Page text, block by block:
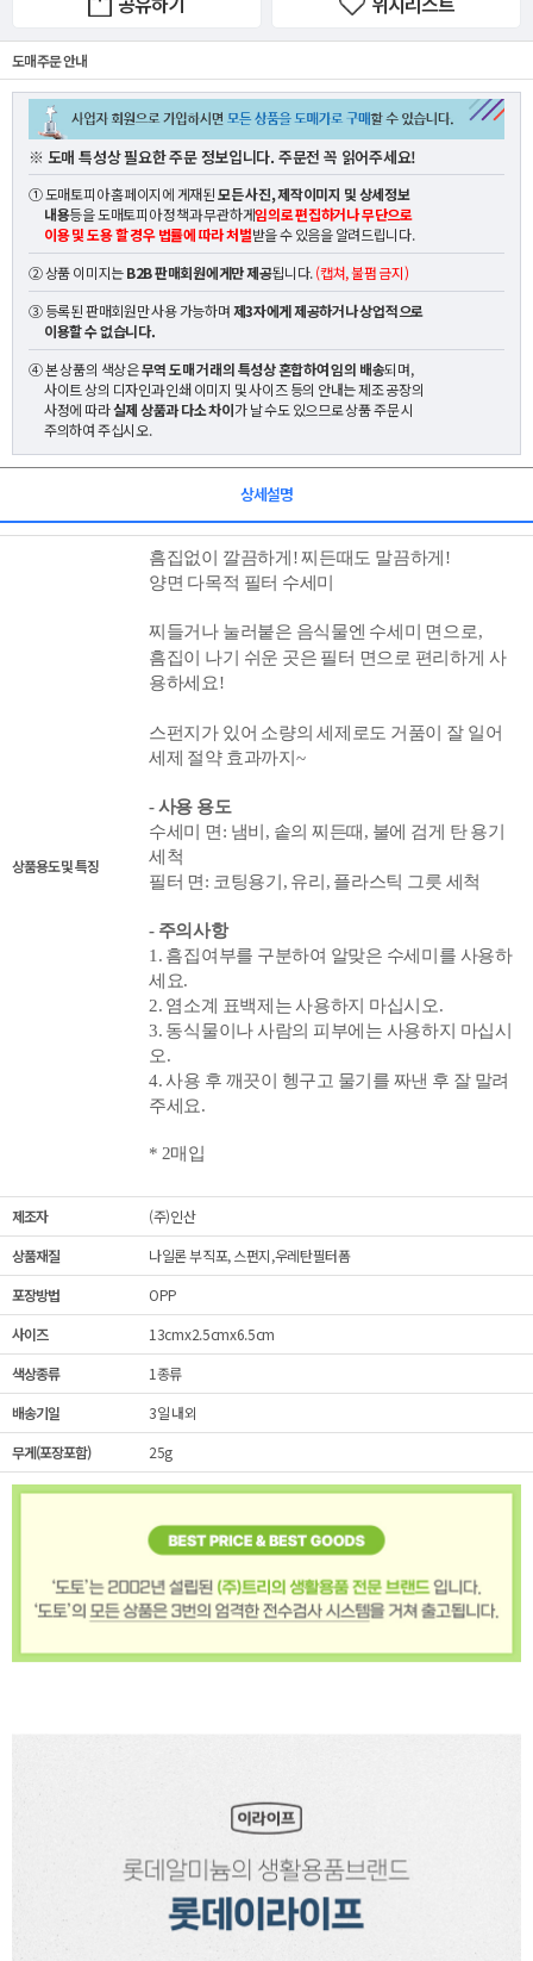
도매 주문 안내
※ 도매 특성상 필요한 주문 정보입니다. 주문전 꼭 읽어주세요!
① 도매토피아 홈페이지에 게재된모든 사진, 제작이미지 및 상세정보
내용등을 도매토피아 정책과 무관하게임의로 편집하거나 무단으로
이용 및 도용 할 경우 법률에 따라 처벌받을 수 있음을 알려드립니다.
② 상품 이미지는B2B 판매회원에게만 제공됩니다.(캡쳐, 불펌 금지)
③ 등록된 판매회원만 사용 가능하며제3자에게 제공하거나 상업적으로
이용할 수 없습니다.
④ 본 상품의 색상은무역 도매 거래의 특성상 혼합하여 임의 배송되며,
사이트 상의 디자인과 인쇄 이미지 및 사이즈 등의 안내는 제조 공장의
사정에 따라실제 상품과 다소 차이가 날 수도 있으므로 상품 주문 시
주의하여 주십시오.
상세설명
상품용도 및 특징
흠집없이 깔끔하게!찌든때도 말끔하게!
양면 다목적 필터 수세미
찌들거나 눌러붙은 음식물엔 수세미 면으로,
흠집이 나기 쉬운 곳은 필터 면으로 편리하게 사
용하세요!
스펀지가 있어 소량의 세제로도 거품이 잘 일어
세제 절약 효과까지~
- 사용 용도
수세미 면: 냄비, 솥의 찌든때, 불에 검게 탄 용기
세척
필터 면: 코팅용기, 유리, 플라스틱 그릇 세척
- 주의사항
1. 흠집여부를 구분하여 알맞은 수세미를 사용하
세요.
2. 염소계 표백제는 사용하지 마십시오.
3. 동식물이나 사람의 피부에는 사용하지 마십시
오.
4. 사용 후 깨끗이 헹구고 물기를 짜낸 후 잘 말려
주세요.
* 2매입
제조자
(주)인산
상품재질
나일론 부직포, 스펀지,우레탄필터폼
포장방법
OPP
사이즈
13cmx2.5cmx6.5cm
색상종류
1종류
배송기일
3일 내외
무게(포장포함)
25g